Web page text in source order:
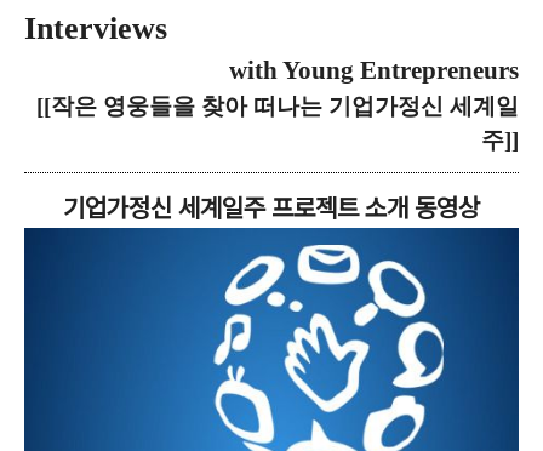
Interviews
with Young Entrepreneurs
[[작은 영웅들을 찾아 떠나는 기업가정신 세계일
주]]
기업가정신 세계일주 프로젝트 소개 동영상